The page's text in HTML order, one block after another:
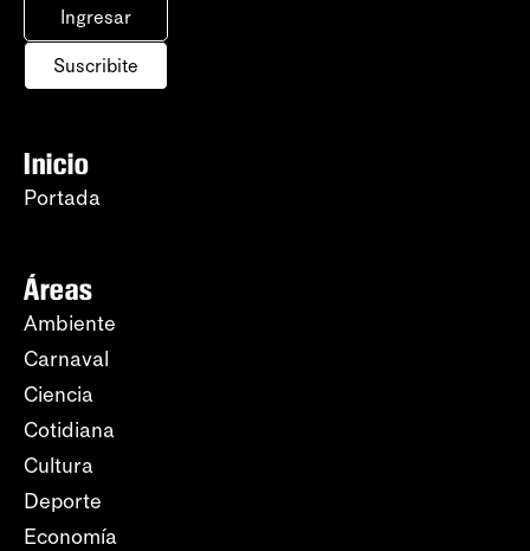
Ingresar
Suscribite
Inicio
Portada
Áreas
Ambiente
Carnaval
Ciencia
Cotidiana
Cultura
Deporte
Economía